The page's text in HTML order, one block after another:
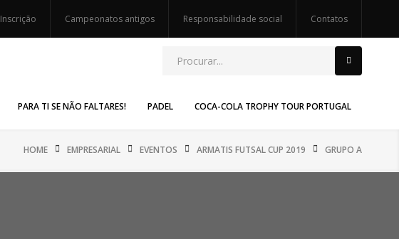
Inscrição Campeonatos antigos Responsabilidade social Contatos
PARA TI SE NÃO FALTARES! PADEL COCA-COLA TROPHY TOUR PORTUGAL
HOME EMPRESARIAL EVENTOS ARMATIS FUTSAL CUP 2019 GRUPO A